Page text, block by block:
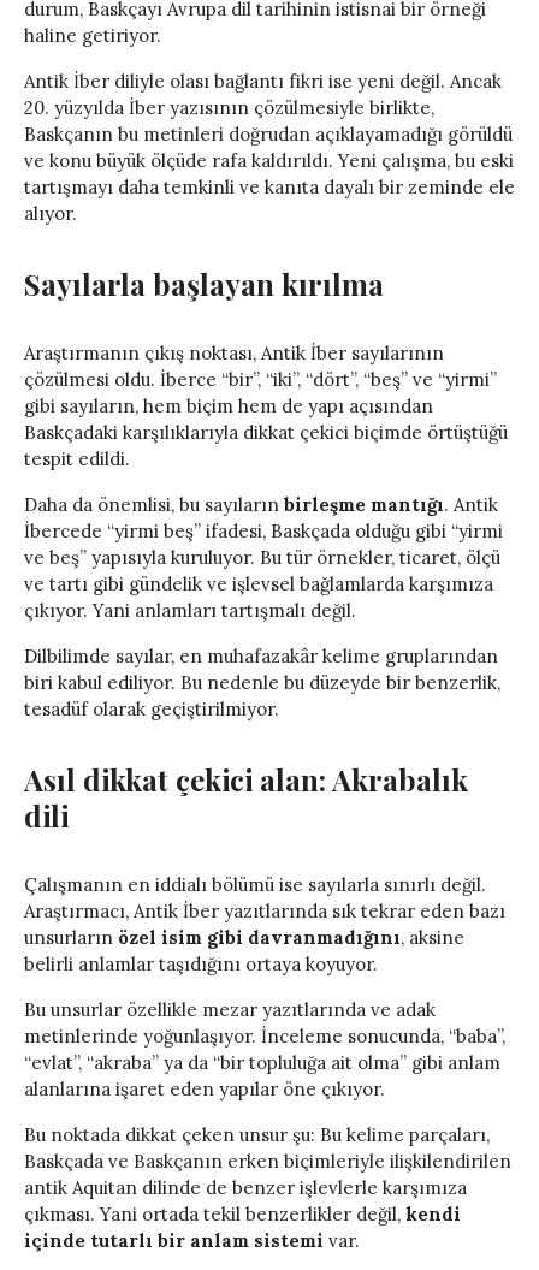
durum, Baskçayı Avrupa dil tarihinin istisnai bir örneği
haline getiriyor.
Antik İber diliyle olası bağlantı fikri ise yeni değil. Ancak
20. yüzyılda İber yazısının çözülmesiyle birlikte,
Baskçanın bu metinleri doğrudan açıklayamadığı görüldü
ve konu büyük ölçüde rafa kaldırıldı. Yeni çalışma, bu eski
tartışmayı daha temkinli ve kanıta dayalı bir zeminde ele
alıyor.
Sayılarla başlayan kırılma
Araştırmanın çıkış noktası, Antik İber sayılarının
çözülmesi oldu. İberce “bir”, “iki”, “dört”, “beş” ve “yirmi”
gibi sayıların, hem biçim hem de yapı açısından
Baskçadaki karşılıklarıyla dikkat çekici biçimde örtüştüğü
tespit edildi.
Daha da önemlisi, bu sayıların birleşme mantığı. Antik
İbercede “yirmi beş” ifadesi, Baskçada olduğu gibi “yirmi
ve beş” yapısıyla kuruluyor. Bu tür örnekler, ticaret, ölçü
ve tartı gibi gündelik ve işlevsel bağlamlarda karşımıza
çıkıyor. Yani anlamları tartışmalı değil.
Dilbilimde sayılar, en muhafazakâr kelime gruplarından
biri kabul ediliyor. Bu nedenle bu düzeyde bir benzerlik,
tesadüf olarak geçiştirilmiyor.
Asıl dikkat çekici alan: Akrabalık
dili
Çalışmanın en iddialı bölümü ise sayılarla sınırlı değil.
Araştırmacı, Antik İber yazıtlarında sık tekrar eden bazı
unsurların özel isim gibi davranmadığını, aksine
belirli anlamlar taşıdığını ortaya koyuyor.
Bu unsurlar özellikle mezar yazıtlarında ve adak
metinlerinde yoğunlaşıyor. İnceleme sonucunda, “baba”,
“evlat”, “akraba” ya da “bir topluluğa ait olma” gibi anlam
alanlarına işaret eden yapılar öne çıkıyor.
Bu noktada dikkat çeken unsur şu: Bu kelime parçaları,
Baskçada ve Baskçanın erken biçimleriyle ilişkilendirilen
antik Aquitan dilinde de benzer işlevlerle karşımıza
çıkması. Yani ortada tekil benzerlikler değil, kendi
içinde tutarlı bir anlam sistemi var.